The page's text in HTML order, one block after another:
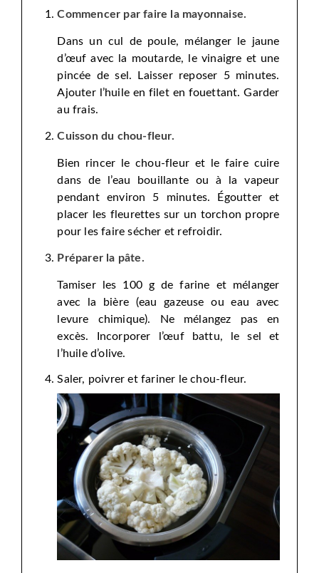
Commencer par faire la mayonnaise.
Dans un cul de poule, mélanger le jaune
d’œuf avec la moutarde, le vinaigre et une
pincée de sel. Laisser reposer 5 minutes.
Ajouter l’huile en filet en fouettant. Garder
au frais.
Cuisson du chou-fleur.
Bien rincer le chou-fleur et le faire cuire
dans de l’eau bouillante ou à la vapeur
pendant environ 5 minutes. Égoutter et
placer les fleurettes sur un torchon propre
pour les faire sécher et refroidir.
Préparer la pâte.
Tamiser les 100 g de farine et mélanger
avec la bière (eau gazeuse ou eau avec
levure chimique). Ne mélangez pas en
excès. Incorporer l’œuf battu, le sel et
l’huile d’olive.
Saler, poivrer et fariner le chou-fleur.